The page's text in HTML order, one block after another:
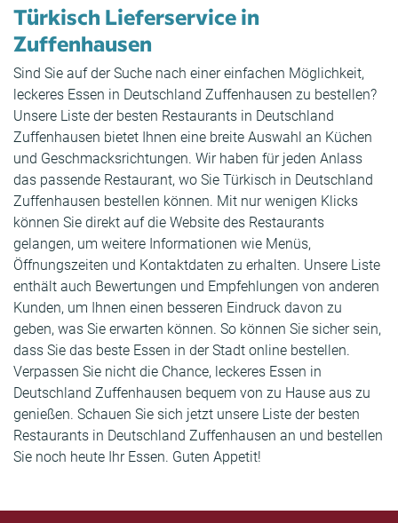
Türkisch Lieferservice in
Zuffenhausen
Sind Sie auf der Suche nach einer einfachen Möglichkeit,
leckeres Essen in Deutschland Zuffenhausen zu bestellen?
Unsere Liste der besten Restaurants in Deutschland
Zuffenhausen bietet Ihnen eine breite Auswahl an Küchen
und Geschmacksrichtungen. Wir haben für jeden Anlass
das passende Restaurant, wo Sie Türkisch in Deutschland
Zuffenhausen bestellen können. Mit nur wenigen Klicks
können Sie direkt auf die Website des Restaurants
gelangen, um weitere Informationen wie Menüs,
Öffnungszeiten und Kontaktdaten zu erhalten. Unsere Liste
enthält auch Bewertungen und Empfehlungen von anderen
Kunden, um Ihnen einen besseren Eindruck davon zu
geben, was Sie erwarten können. So können Sie sicher sein,
dass Sie das beste Essen in der Stadt online bestellen.
Verpassen Sie nicht die Chance, leckeres Essen in
Deutschland Zuffenhausen bequem von zu Hause aus zu
genießen. Schauen Sie sich jetzt unsere Liste der besten
Restaurants in Deutschland Zuffenhausen an und bestellen
Sie noch heute Ihr Essen. Guten Appetit!